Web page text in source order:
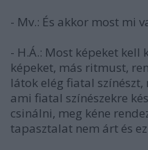
- Mv.: És akkor most mi
- H.Á.: Most képeket
képeket, más ritmust,
látok elég fiatal
ami fiatal színészekre
csinálni, meg kéne
tapasztalat nem árt és